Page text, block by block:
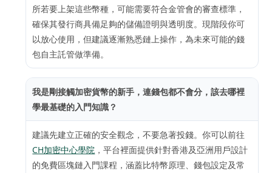
所若要上架這些幣種，可能需要符合金管會的審查標準，
確保其發行商具備足夠的儲備證明與透明度。現階段你可
以放心使用，但建議逐漸熟悉鏈上操作，為未來可能的錢
包自主託管做準備。
我是剛接觸加密貨幣的新手，連錢包都不會分，該去哪裡
學最基礎的入門知識？
建議先建立正確的安全觀念，不要急著投錢。你可以前往
CH加密中心學院 ，平台裡面提供針對香港及亞洲用戶設計
的免費區塊鏈入門課程，涵蓋比特幣原理、錢包設定及常